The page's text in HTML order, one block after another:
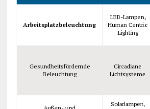
Arbeitsplatzbeleuchtung
LED-Lampen,
Human Centric
Lighting
Gesundheitsfördernde
Beleuchtung
Circadiane
Lichtsysteme
Solarlampen,